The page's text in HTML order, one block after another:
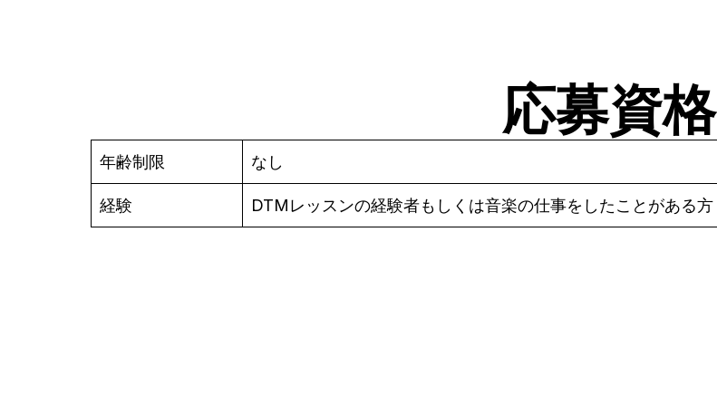
応募資格
年齢制限 なし
経験 DTMレッスンの経験者もしくは音楽の仕事をしたことがある方